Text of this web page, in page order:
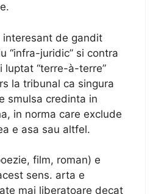
interesant de gandit
“infra-juridic” si contra
luptat “terre-à-terre”
la tribunal ca singura
smulsa credinta in
in norma care exclude
e asa sau altfel.
film, roman) e
sens. arta e
mai liberatoare decat